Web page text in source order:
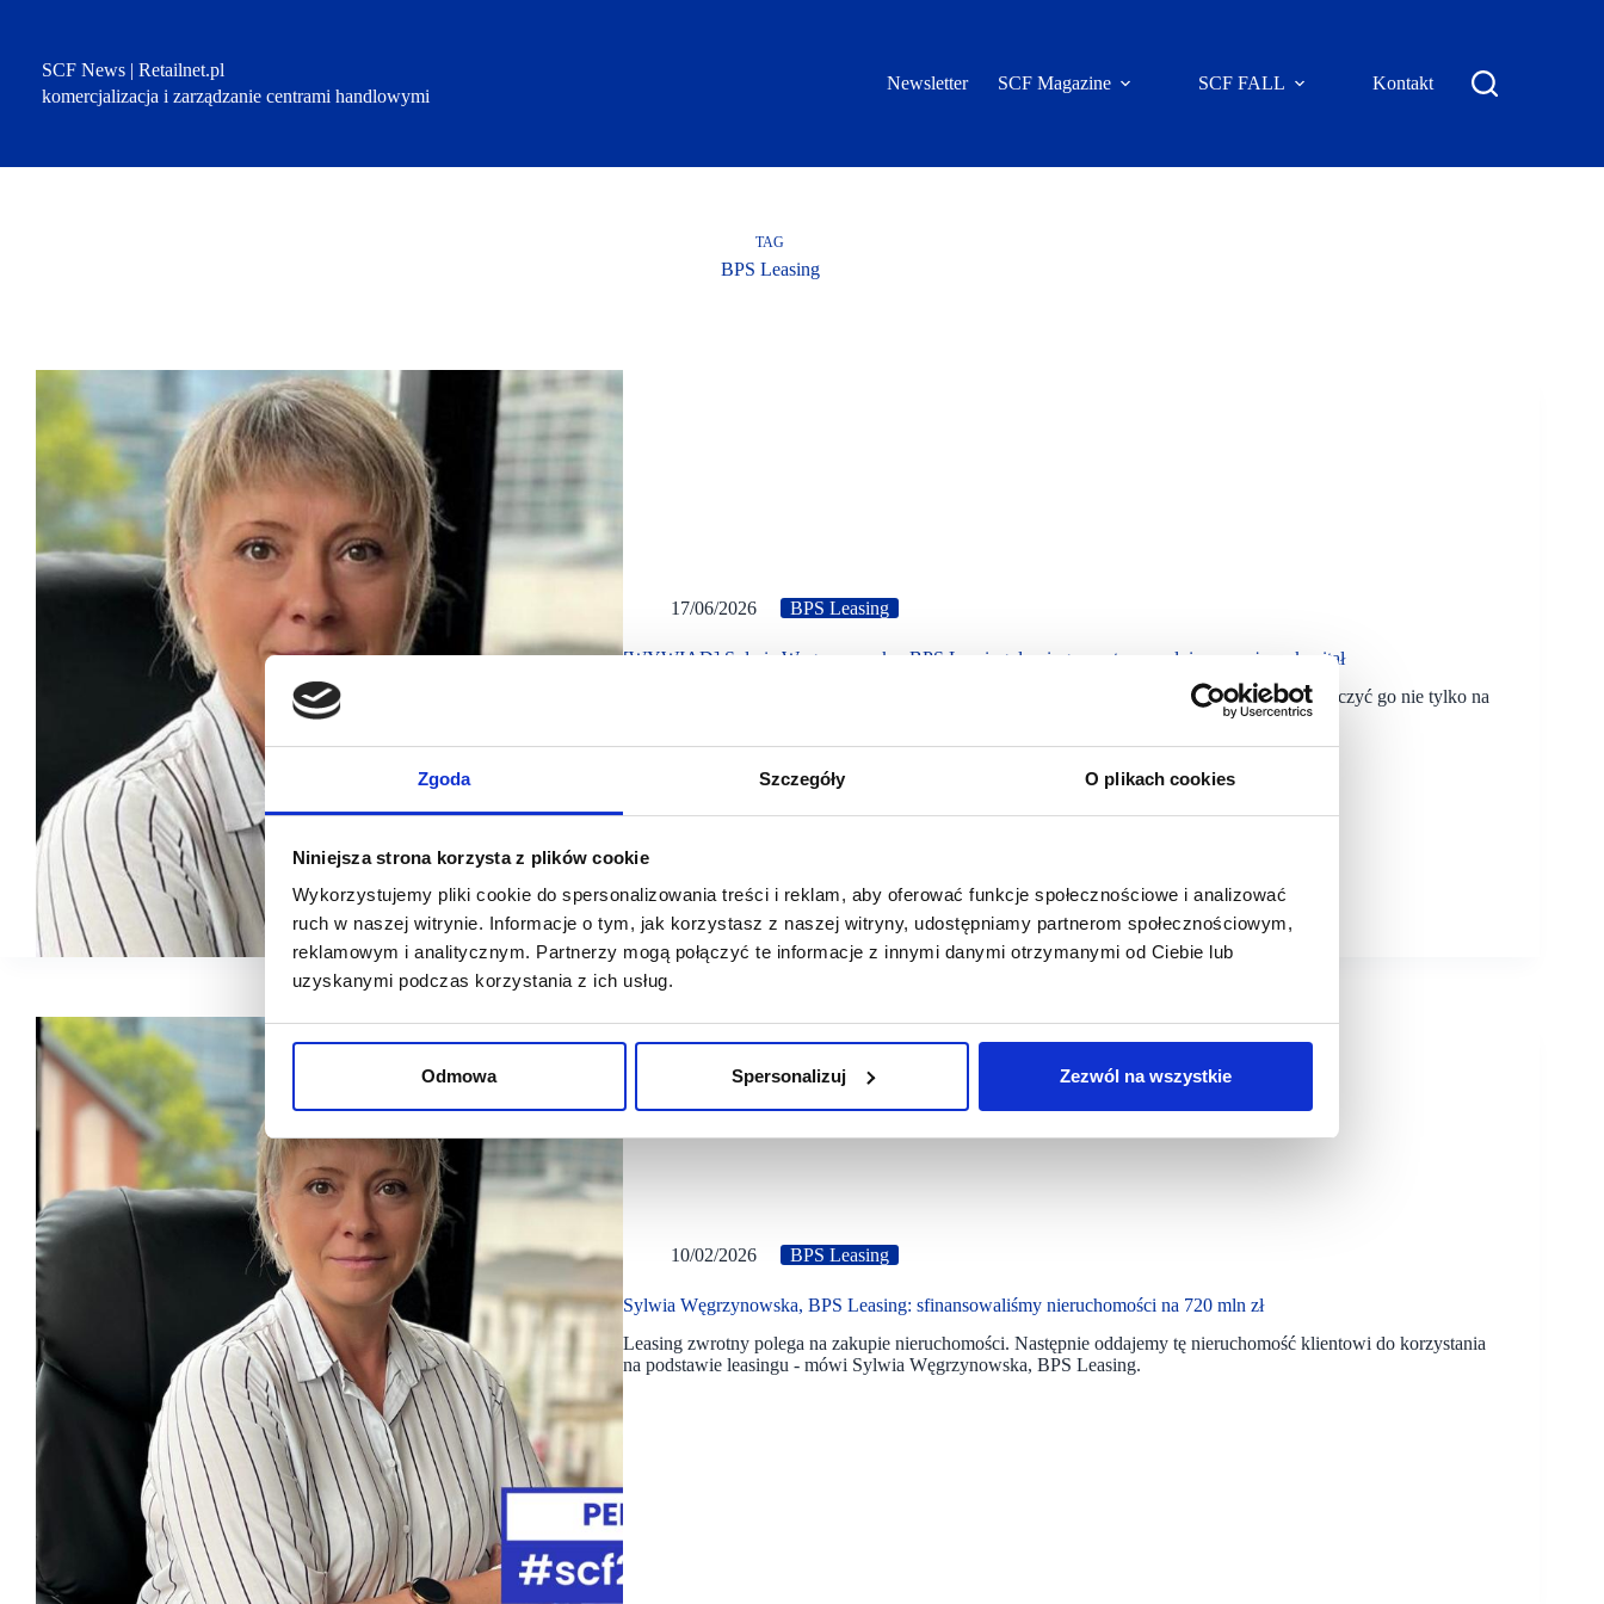
Zgoda Szczegóły O plikach cookies
Niniejsza strona korzysta z plików cookie
Wykorzystujemy pliki cookie do spersonalizowania treści i reklam, aby oferować funkcje społecznościowe i analizować
ruch w naszej witrynie. Informacje o tym, jak korzystasz z naszej witryny, udostępniamy partnerom społecznościowym,
reklamowym i analitycznym. Partnerzy mogą połączyć te informacje z innymi danymi otrzymanymi od Ciebie lub
uzyskanymi podczas korzystania z ich usług.
Odmowa Spersonalizuj Zezwól na wszystkie
SCF News | Retailnet.pl
komercjalizacja i zarządzanie centrami handlowymi
Newsletter SCF Magazine SCF FALL Kontakt
TAG
BPS Leasing
17/06/2026 BPS Leasing
[WYWIAD] Sylwia Węgrzynowska, BPS Leasing: leasing zwrotny uwalnia zamrożony kapitał
W strukturze leasingu zwrotnego firma uwalnia zamrożony w „murach” kapitał i może przeznaczyć go nie tylko na
10/02/2026 BPS Leasing
Sylwia Węgrzynowska, BPS Leasing: sfinansowaliśmy nieruchomości na 720 mln zł
Leasing zwrotny polega na zakupie nieruchomości. Następnie oddajemy tę nieruchomość klientowi do korzystania
na podstawie leasingu - mówi Sylwia Węgrzynowska, BPS Leasing.